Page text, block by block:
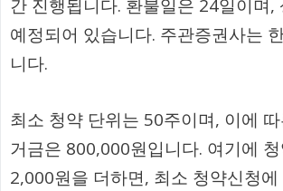
간 진행됩니다. 환불일은 24일이며,
예정되어 있습니다. 주관증권사는
니다.
최소 청약 단위는 50주이며, 이에
거금은 800,000원입니다. 여기에
2,000원을 더하면, 최소 청약신청